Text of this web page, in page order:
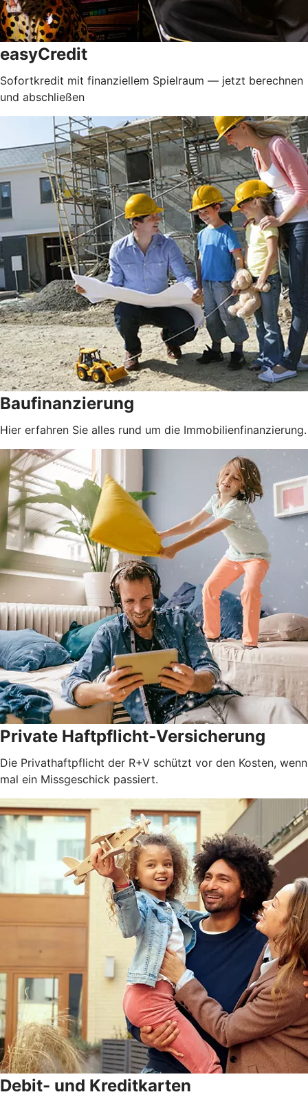
easyCredit
Sofortkredit mit finanziellem Spielraum — jetzt berechnen
und abschließen
Baufinanzierung
Hier erfahren Sie alles rund um die Immobilienfinanzierung.
Private Haftpflicht-Versicherung
Die Privathaftpflicht der R+V schützt vor den Kosten, wenn
mal ein Missgeschick passiert.
Debit- und Kreditkarten